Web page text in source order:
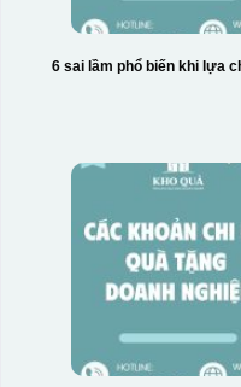
6 sai lầm phổ biến khi lựa